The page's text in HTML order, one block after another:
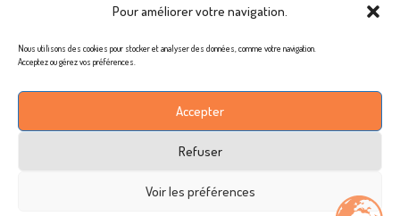
Pour améliorer votre navigation.
Nous utilisons des cookies pour stocker et analyser des données, comme votre navigation.
Acceptez ou gérez vos préférences.
Accepter
Refuser
Voir les préférences
01 47 34 00 10
Copyright © 2026 - Les PEP 75-78 / Tous droits réservés /